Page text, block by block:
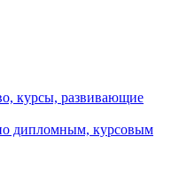
курсы, развивающие
дипломным, курсовым